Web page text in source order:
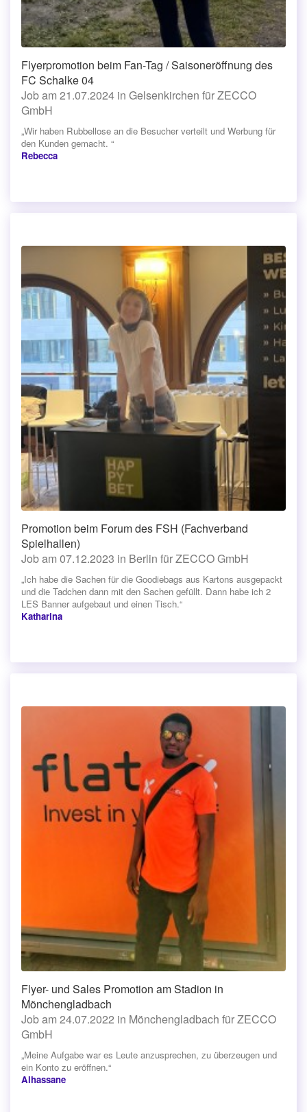
Flyerpromotion beim Fan-Tag / Saisoneröffnung des
FC Schalke 04
Job am 21.07.2024 in Gelsenkirchen für ZECCO
GmbH
„Wir haben Rubbellose an die Besucher verteilt und Werbung für
den Kunden gemacht. “
Rebecca
Promotion beim Forum des FSH (Fachverband
Spielhallen)
Job am 07.12.2023 in Berlin für ZECCO GmbH
„Ich habe die Sachen für die Goodiebags aus Kartons ausgepackt
und die Tadchen dann mit den Sachen gefüllt. Dann habe ich 2
LES Banner aufgebaut und einen Tisch.“
Katharina
Flyer- und Sales Promotion am Stadion in
Mönchengladbach
Job am 24.07.2022 in Mönchengladbach für ZECCO
GmbH
„Meine Aufgabe war es Leute anzusprechen, zu überzeugen und
ein Konto zu eröffnen.“
Alhassane